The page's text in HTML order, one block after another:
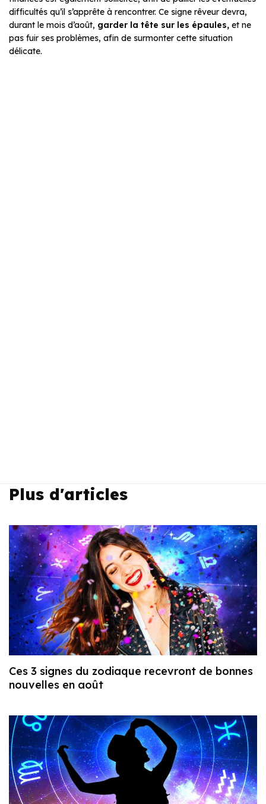
difficultés qu’il s’apprête à rencontrer. Ce signe rêveur devra,
durant le mois d’août, garder la tête sur les épaules, et ne
pas fuir ses problèmes, afin de surmonter cette situation
délicate.
Plus d'articles
Ces 3 signes du zodiaque recevront de bonnes
nouvelles en août